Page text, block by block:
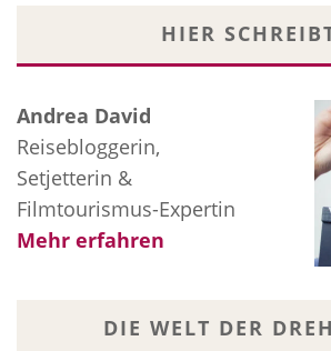
HIER
Andrea David
Reisebloggerin,
Setjetterin &
Filmtourismus-Expertin
Mehr erfahren
DIE WELT DER